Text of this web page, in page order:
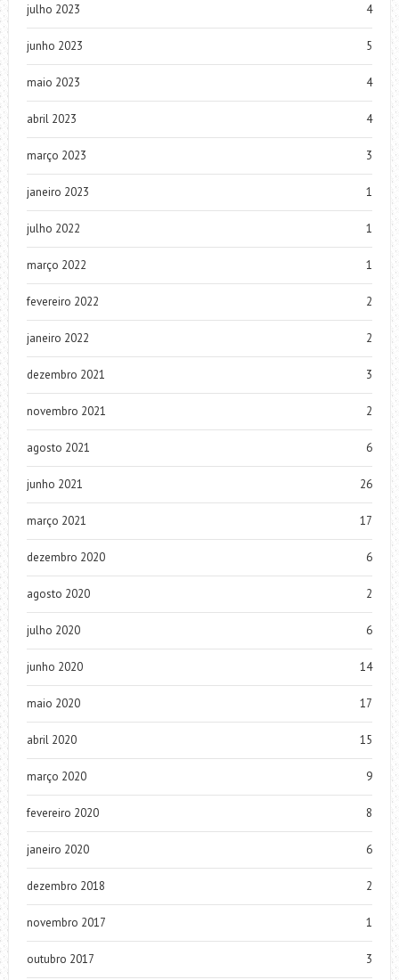
julho 2023 4
junho 2023 5
maio 2023 4
abril 2023 4
março 2023 3
janeiro 2023 1
julho 2022 1
março 2022 1
fevereiro 2022 2
janeiro 2022 2
dezembro 2021 3
novembro 2021 2
agosto 2021 6
junho 2021 26
março 2021 17
dezembro 2020 6
agosto 2020 2
julho 2020 6
junho 2020 14
maio 2020 17
abril 2020 15
março 2020 9
fevereiro 2020 8
janeiro 2020 6
dezembro 2018 2
novembro 2017 1
outubro 2017 3